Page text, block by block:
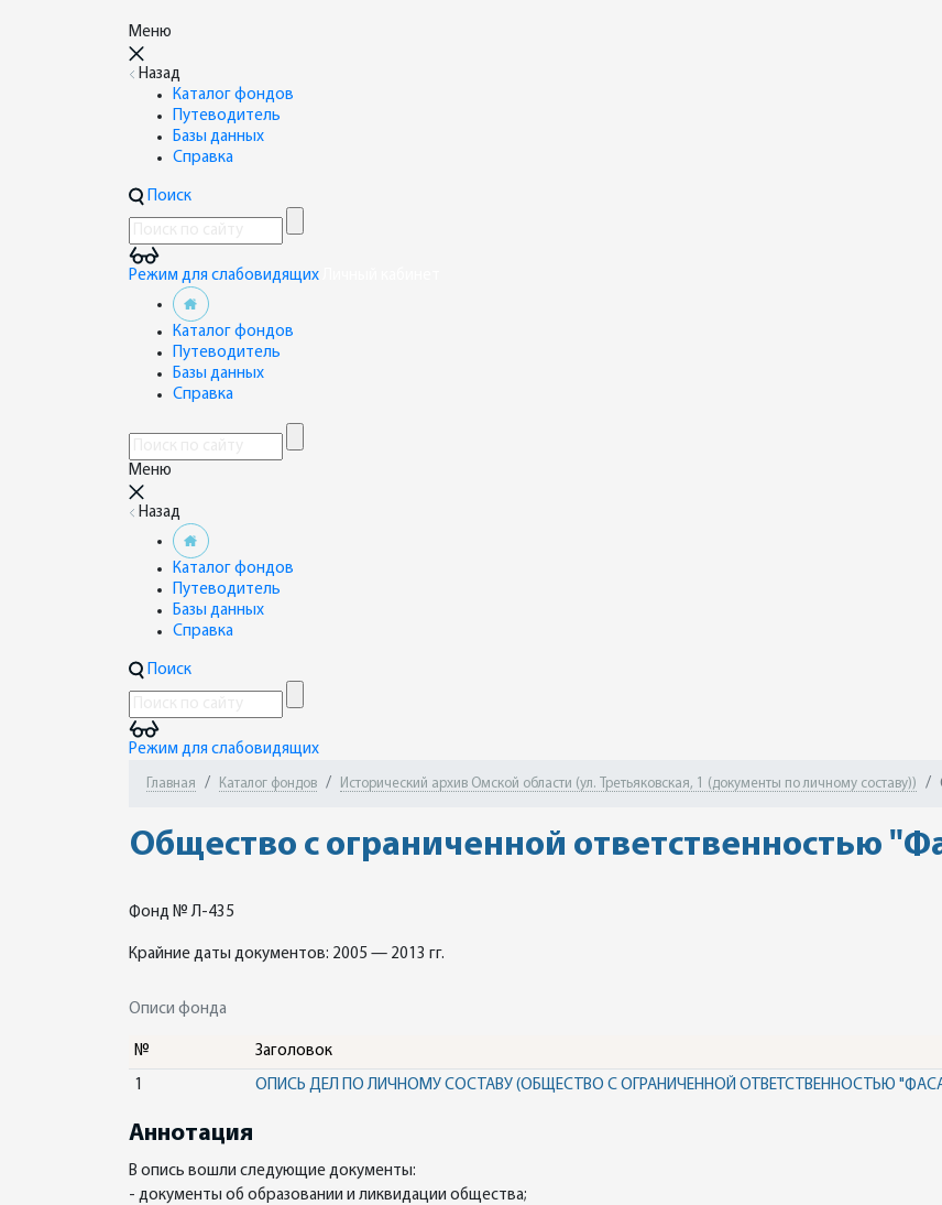
Меню
Назад
Каталог фондов
Путеводитель
Базы данных
Справка
Поиск
Режим для слабовидящих
Каталог фондов
Путеводитель
Базы данных
Справка
Меню
Назад
Каталог фондов
Путеводитель
Базы данных
Справка
Поиск
Режим для слабовидящих
Главная Каталог фондов Исторический архив Омской области (ул. Третьяковская, 1 (документы по личному составу))
Общество с ограниченной ответственностью
Фонд № Л-435
Крайние даты документов: 2005 — 2013 гг.
Описи фонда
№ Заголовок
1 ОПИСЬ ДЕЛ ПО ЛИЧНОМУ СОСТАВУ (ОБЩЕСТВО С ОГРАНИЧЕННОЙ ОТВЕТСТВЕННОСТЬЮ
Аннотация
В опись вошли следующие документы:
- документы об образовании и ликвидации общества;